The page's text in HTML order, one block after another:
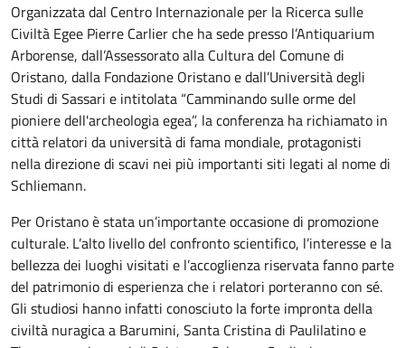
Organizzata dal Centro Internazionale per la Ricerca sulle
Civiltà Egee Pierre Carlier che ha sede presso l’Antiquarium
Arborense, dall’Assessorato alla Cultura del Comune di
Oristano, dalla Fondazione Oristano e dall’Università degli
Studi di Sassari e intitolata “Camminando sulle orme del
pioniere dell'archeologia egea”, la conferenza ha richiamato in
città relatori da università di fama mondiale, protagonisti
nella direzione di scavi nei più importanti siti legati al nome di
Schliemann.
Per Oristano è stata un’importante occasione di promozione
culturale. L’alto livello del confronto scientifico, l’interesse e la
bellezza dei luoghi visitati e l’accoglienza riservata fanno parte
del patrimonio di esperienza che i relatori porteranno con sé.
Gli studiosi hanno infatti conosciuto la forte impronta della
civiltà nuragica a Barumini, Santa Cristina di Paulilatino e